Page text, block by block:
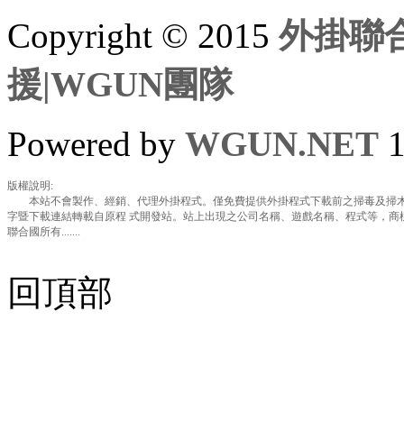
Copyright © 2015外掛聯
援|WGUN團隊
Powered by WGUN.NET
版權說明:
本站不會製作、經銷、代理外掛程式。僅免費提供外掛程式下載前之掃毒及掃
字暨下載連結轉載自原程 式開發站。站上出現之公司名稱、遊戲名稱、程式等，
聯合國所有.......
回頂部